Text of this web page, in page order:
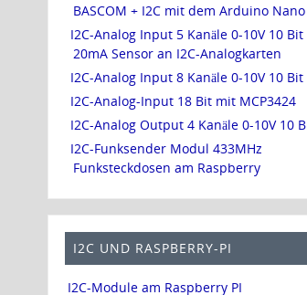
BASCOM + I2C mit dem Arduino Nano
I2C-Analog Input 5 Kanäle 0-10V 10 Bit
20mA Sensor an I2C-Analogkarten
I2C-Analog Input 8 Kanäle 0-10V 10 Bit
I2C-Analog-Input 18 Bit mit MCP3424
I2C-Analog Output 4 Kanäle 0-10V 10
I2C-Funksender Modul 433MHz
Funksteckdosen am Raspberry
I2C UND RASPBERRY-PI
I2C-Module am Raspberry PI